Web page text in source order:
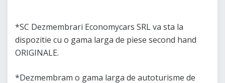
*SC Dezmembrari Economycars SRL va sta la
dispozitie cu o gama larga de piese second hand
ORIGINALE.
*Dezmembram o gama larga de autoturisme de